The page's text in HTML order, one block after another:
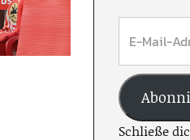
Schließe